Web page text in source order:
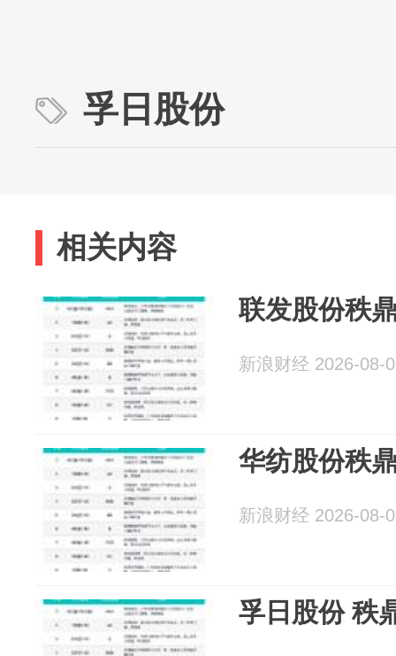
孚日股份
相关内容
联发股份秩
新浪财经 2026-08-
华纺股份秩
新浪财经 2026-08-
孚日股份 秩